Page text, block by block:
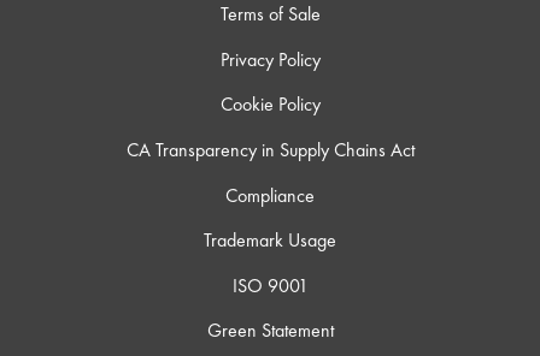
Terms of Sale
Privacy Policy
Cookie Policy
CA Transparency in Supply Chains Act
Compliance
Trademark Usage
ISO 9001
Green Statement